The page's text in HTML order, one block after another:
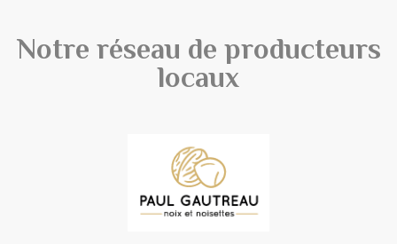
Notre réseau de producteurs
locaux